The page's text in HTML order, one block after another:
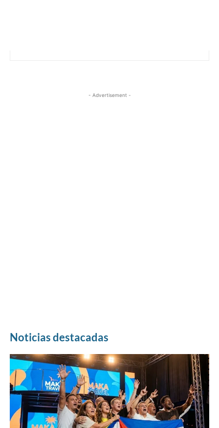
- Advertisement -
Noticias destacadas